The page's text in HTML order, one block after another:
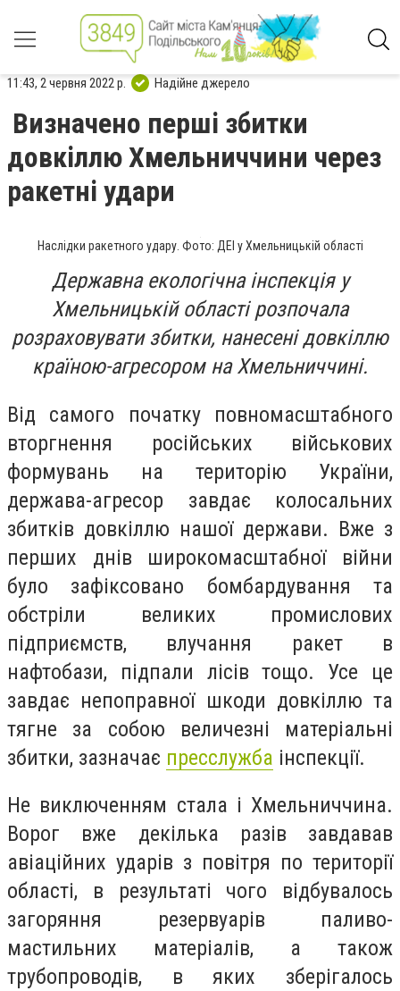
11:43, 2 червня 2022 р. Надійне джерело
Визначено перші збитки
довкіллю Хмельниччини через
ракетні удари
Наслідки ракетного удару. Фото: ДЕІ у Хмельницькій області
Державна екологічна інспекція у
Хмельницькій області розпочала
розраховувати збитки, нанесені довкіллю
країною-агресором на Хмельниччині.
Від самого початку повномасштабного
вторгнення російських військових
формувань на територію України,
держава-агресор завдає колосальних
збитків довкіллю нашої держави. Вже з
перших днів широкомасштабної війни
було зафіксовано бомбардування та
обстріли великих промислових
підприємств, влучання ракет в
нафтобази, підпали лісів тощо. Усе це
завдає непоправної шкоди довкіллю та
тягне за собою величезні матеріальні
збитки, зазначає пресслужба інспекції.
Не виключенням стала і Хмельниччина.
Ворог вже декілька разів завдавав
авіаційних ударів з повітря по території
області, в результаті чого відбувалось
загоряння резервуарів паливо-
мастильних матеріалів, а також
трубопроводів, в яких зберігалось